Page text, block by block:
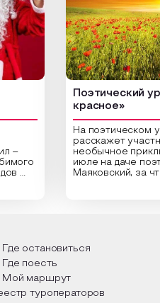
–
в
и
как
Поэтический
красное»
На поэтическом
расскажет
необычное
июле на даче
Маяковский, за
Твардовского и
каждой строчке
восхищение
Где остановиться
Где поесть
Мой маршрут
туроператоров